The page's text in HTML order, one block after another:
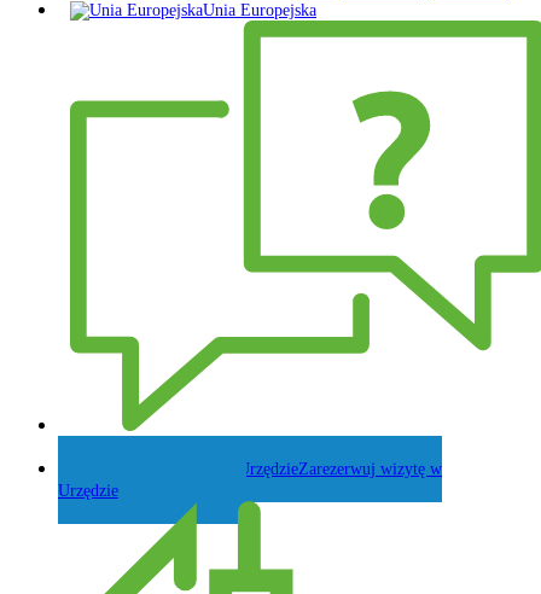
Unia Europejska
Zarezerwuj wizytę w
Urzędzie